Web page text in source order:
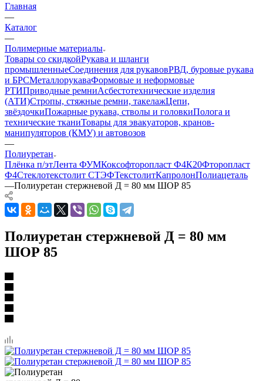
Главная
—
Каталог
—
Полимерные материалы
Товары со скидкойРукава и шланги
промышленныеСоединения для рукавовРВД, буровые рукава
и БРСМеталлорукаваФормовые и неформовые
РТИПриводные ремниАсбестотехнические изделия
(АТИ)Стропы, стяжные ремни, такелажЦепи,
звёздочкиПожарные рукава, стволы и головкиПолога и
технические тканиТовары для эвакуаторов, кранов-
манипуляторов (КМУ) и автовозов
—
Полиуретан
Плёнка п/этЛента ФУМКоксофторопласт Ф4К20Фторопласт
Ф4Стеклотекстолит СТЭФТекстолитКапролонПолиацеталь
—Полиуретан стержневой Д = 80 мм ШОР 85
Полиуретан стержневой Д = 80 мм
ШОР 85